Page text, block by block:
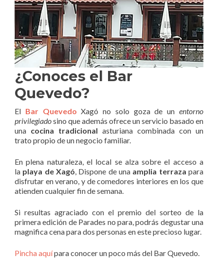
¿Conoces el Bar
Quevedo?
El Bar Quevedo Xagó no solo goza de unentorno
privilegiadosino que además ofrece un servicio basado en
una cocina tradicional asturiana combinada con un
trato propio de un negocio familiar.
En plena naturaleza, el local se alza sobre el acceso a
la playa de Xagó, Dispone de una amplia terraza para
disfrutar en verano, y de comedores interiores en los que
atienden cualquier fin de semana.
Si resultas agraciado con el premio del sorteo de la
primera edición de Parades no para, podrás degustar una
magnifica cena para dos personas en este precioso lugar.
Pincha aquípara conocer un poco más del Bar Quevedo.